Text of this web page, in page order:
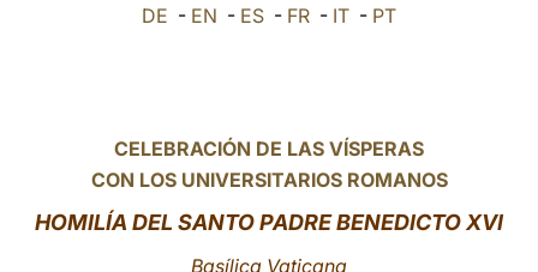
العربيّة DE - EN - ES - FR - IT - PT
CELEBRACIÓN DE LAS VÍSPERAS
CON LOS UNIVERSITARIOS ROMANOS
HOMILÍA DEL SANTO PADRE BENEDICTO XVI
Basílica Vaticana